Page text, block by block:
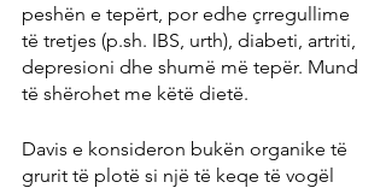
peshën e tepërt, por edhe çrregullime
të tretjes (p.sh. IBS, urth), diabeti, artriti,
depresioni dhe shumë më tepër. Mund
të shërohet me këtë dietë.
Davis e konsideron bukën organike të
grurit të plotë si një të keqe të vogël